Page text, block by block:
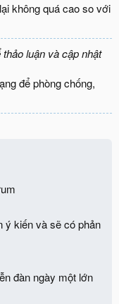
không quá cao so với
luận và cập nhật
để phòng chống,
ý kiến và sẽ có phản
đàn ngày một lớn